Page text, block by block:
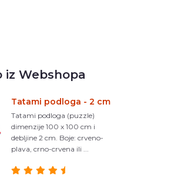
iz Webshopa
Tatami podloga - 2 cm
Tatami podloga (puzzle)
dimenzije 100 x 100 cm i
debljine 2 cm. Boje: crveno-
plava, crno-crvena ili ...